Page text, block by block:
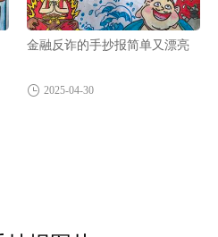
金融反诈的手抄报简单又漂亮
2025-04-30